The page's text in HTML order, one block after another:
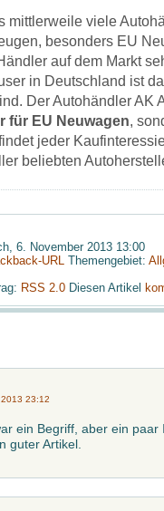
mittlerweile viele
besonders EU
auf dem Markt
in Deutschland ist
Der Autohändler AK
für EU Neuwagen,
jeder
beliebten
6. November 2013 13:00
URL Themengebiet:
RSS 2.0 Diesen Artikel
23:12
ein Begriff, aber ein
guter Artikel.